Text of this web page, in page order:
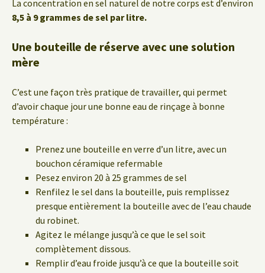
La concentration en sel naturel de notre corps est d’environ
8,5 à 9 grammes de sel par litre.
Une bouteille de réserve avec une solution
mère
C’est une façon très pratique de travailler, qui permet
d’avoir chaque jour une bonne eau de rinçage à bonne
température :
Prenez une bouteille en verre d’un litre, avec un
bouchon céramique refermable
Pesez environ 20 à 25 grammes de sel
Renfilez le sel dans la bouteille, puis remplissez
presque entièrement la bouteille avec de l’eau chaude
du robinet.
Agitez le mélange jusqu’à ce que le sel soit
complètement dissous.
Remplir d’eau froide jusqu’à ce que la bouteille soit